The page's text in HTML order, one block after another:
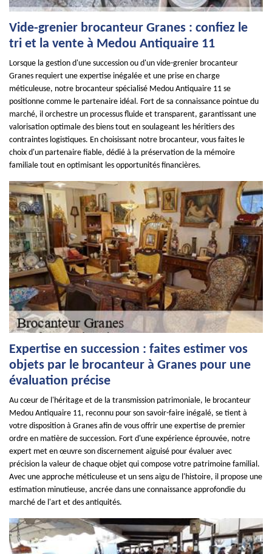
Vide-grenier brocanteur Granes : confiez le
tri et la vente à Medou Antiquaire 11
Lorsque la gestion d'une succession ou d'un vide-grenier brocanteur
Granes requiert une expertise inégalée et une prise en charge
méticuleuse, notre brocanteur spécialisé Medou Antiquaire 11 se
positionne comme le partenaire idéal. Fort de sa connaissance pointue du
marché, il orchestre un processus fluide et transparent, garantissant une
valorisation optimale des biens tout en soulageant les héritiers des
contraintes logistiques. En choisissant notre brocanteur, vous faites le
choix d'un partenaire fiable, dédié à la préservation de la mémoire
familiale tout en optimisant les opportunités financières.
Expertise en succession : faites estimer vos
objets par le brocanteur à Granes pour une
évaluation précise
Au cœur de l'héritage et de la transmission patrimoniale, le brocanteur
Medou Antiquaire 11, reconnu pour son savoir-faire inégalé, se tient à
votre disposition à Granes afin de vous offrir une expertise de premier
ordre en matière de succession. Fort d'une expérience éprouvée, notre
expert met en œuvre son discernement aiguisé pour évaluer avec
précision la valeur de chaque objet qui compose votre patrimoine familial.
Avec une approche méticuleuse et un sens aigu de l'histoire, il propose une
estimation minutieuse, ancrée dans une connaissance approfondie du
marché de l'art et des antiquités.